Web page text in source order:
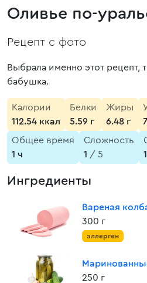
Оливье по-
Рецепт с фото
Выбрала именно этот рецепт,
бабушка.
Калории
112.54 ккал
Белки
5.59 г
Жиры
6.48 г
Общее время
1 ч
Сложность
1 / 5
1
Ингредиенты
Вареная
300 г
аллерген
250 г